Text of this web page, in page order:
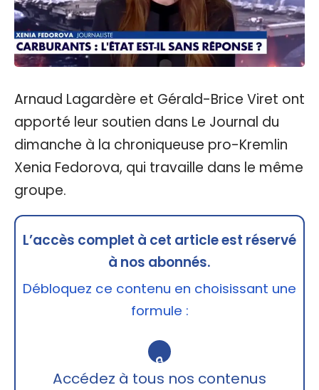
Arnaud Lagardère et Gérald-Brice Viret ont
apporté leur soutien dans Le Journal du
dimanche à la chroniqueuse pro-Kremlin
Xenia Fedorova, qui travaille dans le même
groupe.
L’accès complet à cet article est réservé
à nos abonnés.
Débloquez ce contenu en choisissant une
formule :
🔒
Accédez à tous nos contenus